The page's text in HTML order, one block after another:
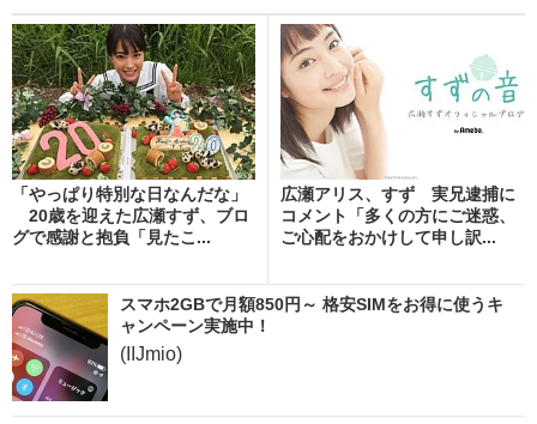
「やっぱり特別な日なんだな」
20歳を迎えた広瀬すず、ブロ
グで感謝と抱負「見たこ...
広瀬アリス、すず 実兄逮捕に
コメント「多くの方にご迷惑、
ご心配をおかけして申し訳...
スマホ2GBで月額850円～ 格安SIMをお得に使うキ
ャンペーン実施中！
(IIJmio)